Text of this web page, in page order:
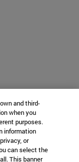
and third-
when you
purposes.
information
or
can select the
This banner